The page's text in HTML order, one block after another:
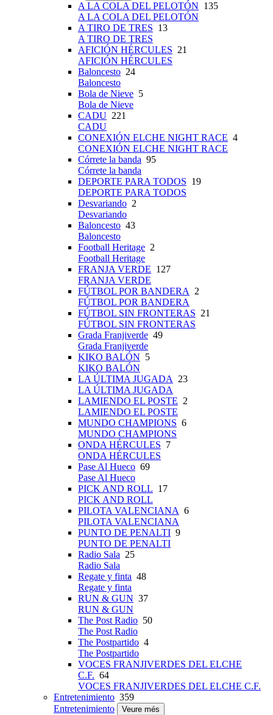
A LA COLA DEL PELOTÓN 135
A LA COLA DEL PELOTÓN
A TIRO DE TRES 13
A TIRO DE TRES
AFICIÓN HÉRCULES 21
AFICIÓN HÉRCULES
Baloncesto 24
Baloncesto
Bola de Nieve 5
Bola de Nieve
CADU 221
CADU
CONEXIÓN ELCHE NIGHT RACE 4
CONEXIÓN ELCHE NIGHT RACE
Córrete la banda 95
Córrete la banda
DEPORTE PARA TODOS 19
DEPORTE PARA TODOS
Desvariando 2
Desvariando
Baloncesto 43
Baloncesto
Football Heritage 2
Football Heritage
FRANJA VERDE 127
FRANJA VERDE
FÚTBOL POR BANDERA
2
FÚTBOL POR BANDERA
FÚTBOL SIN FRONTERAS 21
FÚTBOL SIN FRONTERAS
Grada Franjiverde 49
Grada Franjiverde
KIKO BALÓN 5
KIKO BALÓN
LA ÚLTIMA JUGADA
23
LA ÚLTIMA JUGADA
LAMIENDO EL POSTE 2
LAMIENDO EL POSTE
MUNDO CHAMPIONS 6
MUNDO CHAMPIONS
ONDA HÉRCULES 7
ONDA HÉRCULES
Pase Al Hueco 69
Pase Al Hueco
PICK AND ROLL 17
PICK AND ROLL
PILOTA VALENCIANA 6
PILOTA VALENCIANA
PUNTO DE PENALTI 9
PUNTO DE PENALTI
Radio Sala 25
Radio Sala
Regate y finta 48
Regate y finta
RUN & GUN 37
RUN & GUN
The Post Radio 50
The Post Radio
The Postpartido 4
The Postpartido
VOCES FRANJIVERDES DEL ELCHE
C.F. 64
VOCES FRANJIVERDES DEL ELCHE C.F.
Entretenimiento 359
Entretenimiento
Veure més